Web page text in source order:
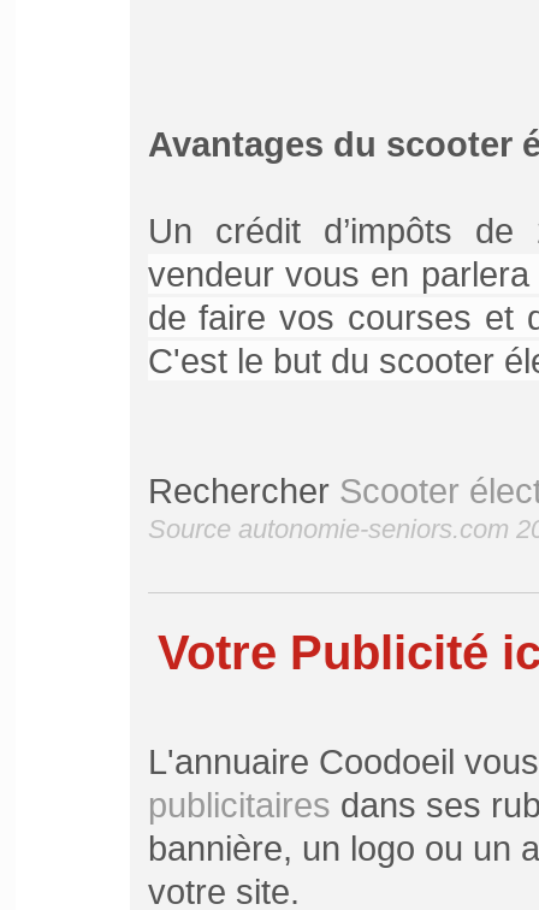
Avantages du scooter
Un crédit d’impôts
vendeur vous en
de faire vos courses et
C'est le but du scooter
Rechercher Scooter
Source autonomie-seniors.com
Votre Publicité
L'annuaire Coodoeil
publicitaires dans ses
bannière, un logo ou un
votre site.